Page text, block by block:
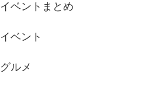
イベントまとめ
イベント
グルメ